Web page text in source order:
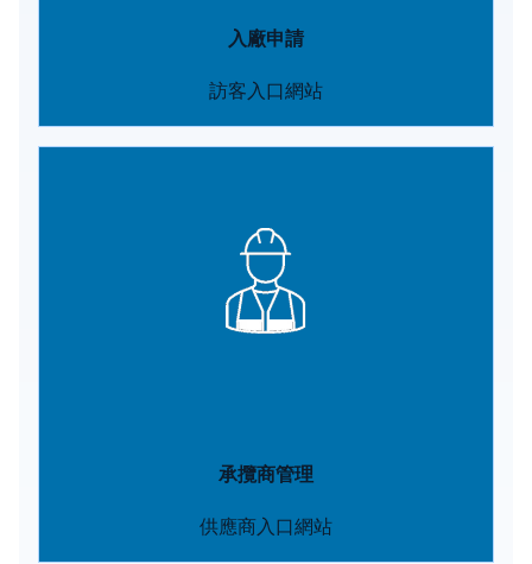
入廠申請
訪客入口網站
承攬商管理
供應商入口網站